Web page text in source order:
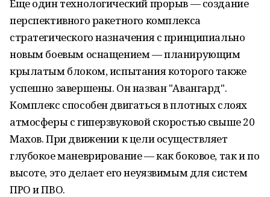
Еще один технологический прорыв — создание
перспективного ракетного комплекса
стратегического назначения с принципиально
новым боевым оснащением — планирующим
крылатым блоком, испытания которого также
успешно завершены. Он назван "Авангард".
Комплекс способен двигаться в плотных слоях
атмосферы с гиперзвуковой скоростью свыше 20
Махов. При движении к цели осуществляет
глубокое маневрирование — как боковое, так и по
высоте, это делает его неуязвимым для систем
ПРО и ПВО.